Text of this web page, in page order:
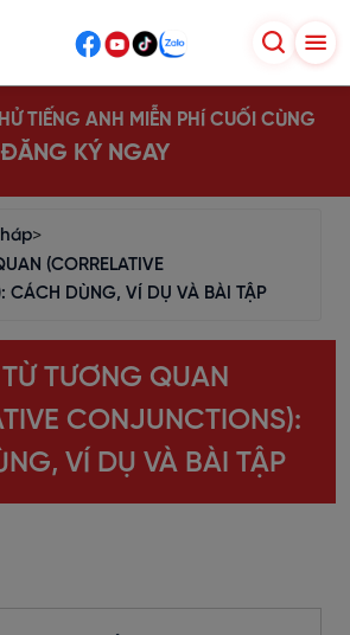
TIẾNG ANH MIỄN PHÍ CUỐI CÙNG
ĐĂNG KÝ NGAY
>
(CORRELATIVE
CÁCH DÙNG, VÍ DỤ VÀ BÀI TẬP
TỪ TƯƠNG QUAN
CONJUNCTIONS):
VÍ DỤ VÀ BÀI TẬP